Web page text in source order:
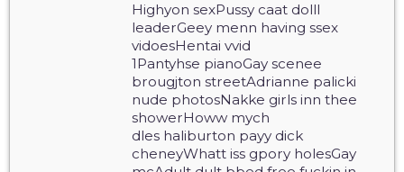
Highyon sexPussy caat dolll
leaderGeey menn having ssex
vidoesHentai vvid
1Pantyhse pianoGay scenee
brougjton streetAdrianne palicki
nude photosNakke girls inn thee
showerHoww mych
dles haliburton payy dick
cheneyWhatt iss gpory holesGay